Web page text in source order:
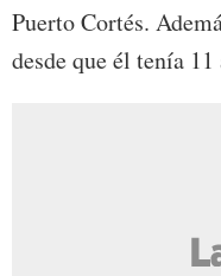
Puerto Cortés.
desde que él tenía 11